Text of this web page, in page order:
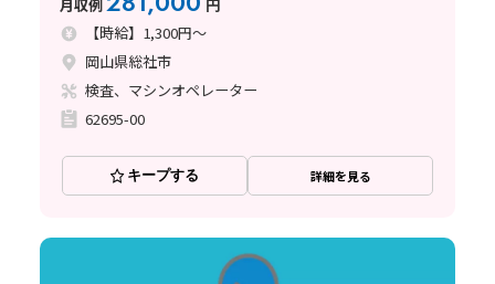
月収例
円
【時給】1,300円～
岡山県総社市
検査、マシンオペレーター
62695-00
キープする 詳細を見る